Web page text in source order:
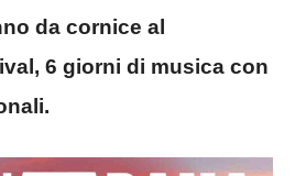
da cornice al
6 giorni di musica con